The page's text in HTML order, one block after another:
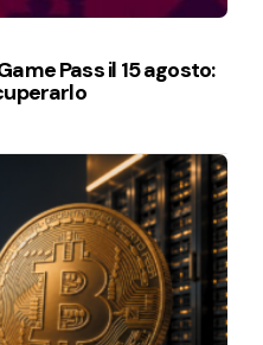
Pass il 15 agosto: